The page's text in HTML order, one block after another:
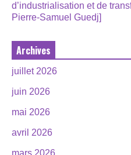
d’industrialisation et de
Pierre-Samuel Guedj]
Archives
juillet 2026
juin 2026
mai 2026
avril 2026